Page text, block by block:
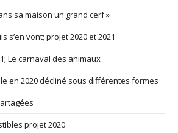
sa maison un grand cerf »
s’en vont; projet 2020 et 2021
Le carnaval des animaux
en 2020 décliné sous différentes formes
projet 2020